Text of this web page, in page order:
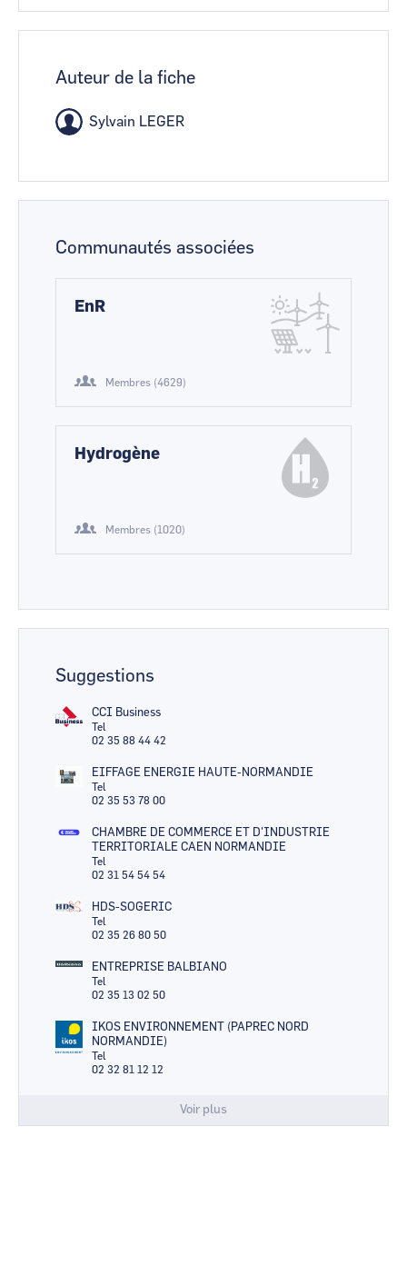
Auteur de la fiche
Sylvain LEGER
Communautés associées
EnR
Membres (4629)
Hydrogène
Membres (1020)
Suggestions
CCI Business
Tel
02 35 88 44 42
EIFFAGE ENERGIE HAUTE-NORMANDIE
Tel
02 35 53 78 00
CHAMBRE DE COMMERCE ET D'INDUSTRIE
TERRITORIALE CAEN NORMANDIE
Tel
02 31 54 54 54
HDS-SOGERIC
Tel
02 35 26 80 50
ENTREPRISE BALBIANO
Tel
02 35 13 02 50
IKOS ENVIRONNEMENT (PAPREC NORD
NORMANDIE)
Tel
02 32 81 12 12
Voir plus